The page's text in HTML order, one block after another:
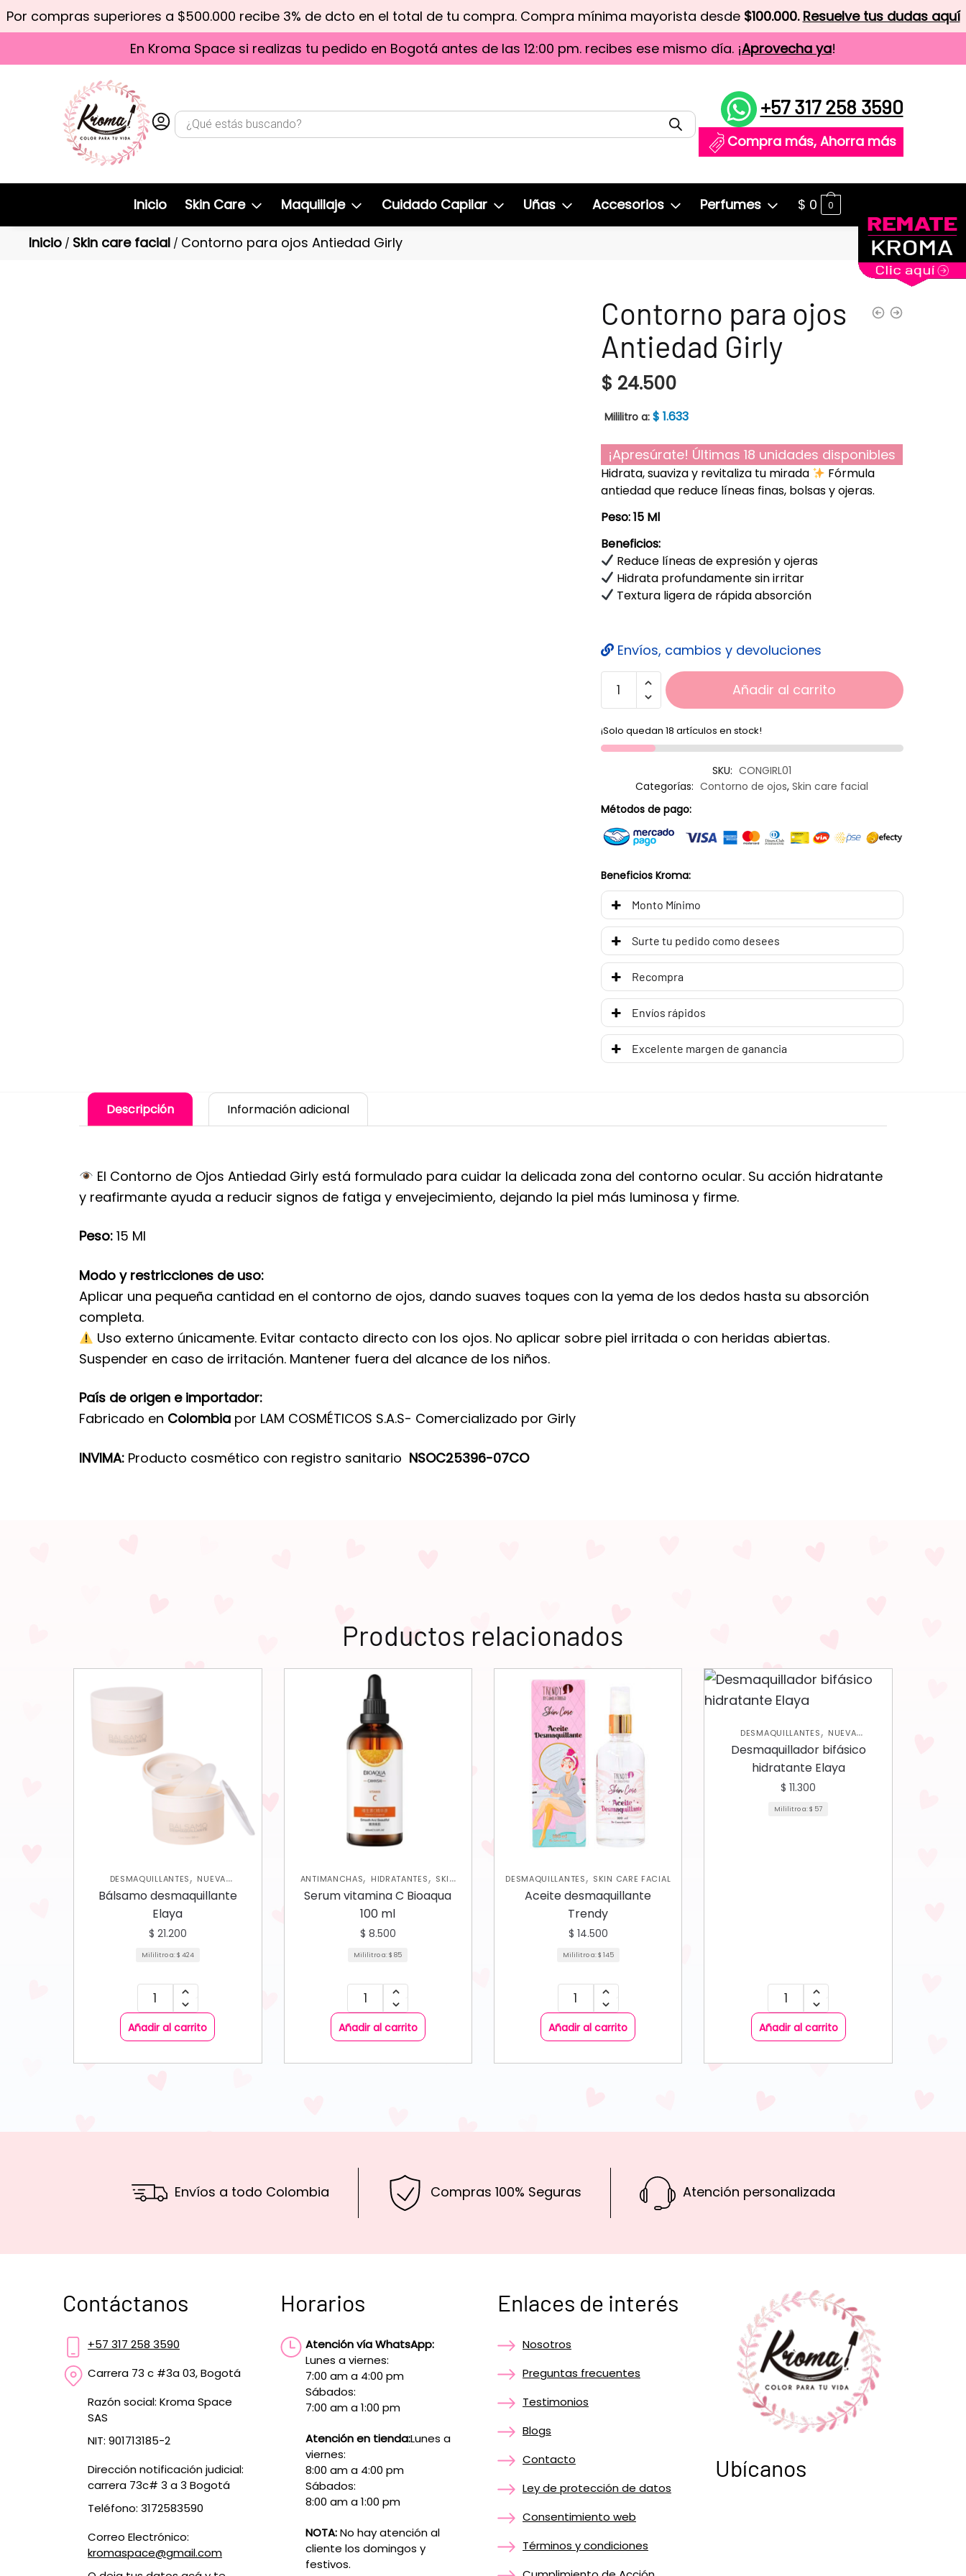
Por compras superiores a $500.000 recibe 3% de dcto en el total de tu compra. Compra mínima mayorista desde $100.000. Resuelve tus dudas aquí
En Kroma Space si realizas tu pedido en Bogotá antes de las 12:00 pm. recibes ese mismo día. ¡Aprovecha ya!
+57 317 258 3590
Compra más, Ahorra más
Inicio Skin Care Maquillaje Cuidado Capilar Uñas Accesorios Perfumes $ 0 0
Inicio / Skin care facial / Contorno para ojos Antiedad Girly
Contorno para ojos
Antiedad Girly
$ 24.500
Mililitro a: $ 1.633
¡Apresúrate! Últimas 18 unidades disponibles
Hidrata, suaviza y revitaliza tu mirada
Fórmula
antiedad que reduce líneas finas, bolsas y ojeras.
Peso: 15 Ml
Beneficios:
Reduce líneas de expresión y ojeras
Hidrata profundamente sin irritar
Textura ligera de rápida absorción
Envíos, cambios y devoluciones
Añadir al carrito
¡Solo quedan 18 artículos en stock!
SKU: CONGIRL01
Categorías: Contorno de ojos,Skin care facial
Métodos de pago:
Beneficios Kroma:
Monto Mínimo
Surte tu pedido como desees
Recompra
Envíos rápidos
Excelente margen de ganancia
Descripción Información adicional
El Contorno de Ojos Antiedad Girly está formulado para cuidar la delicada zona del contorno ocular. Su acción hidratante
y reafirmante ayuda a reducir signos de fatiga y envejecimiento, dejando la piel más luminosa y firme.
Peso:15 Ml
Modo y restricciones de uso:
Aplicar una pequeña cantidad en el contorno de ojos, dando suaves toques con la yema de los dedos hasta su absorción
completa.
Uso externo únicamente. Evitar contacto directo con los ojos. No aplicar sobre piel irritada o con heridas abiertas.
Suspender en caso de irritación. Mantener fuera del alcance de los niños.
País de origen e importador:
Fabricado en Colombiapor LAM COSMÉTICOS S.A.S- Comercializado por Girly
INVIMA:Producto cosmético con registro sanitario NSOC25396-07CO
Productos relacionados
DESMAQUILLANTES, NUEVA
COLECCIÓN,ROSTRO,SKIN CARE
Bálsamo desmaquillante
Elaya
$ 21.200
Mililitro a:$ 424
Añadir al carrito
ANTIMANCHAS, HIDRATANTES, SKIN
CARE FACIAL
Serum vitamina C Bioaqua
100 ml
$ 8.500
Mililitro a:$ 85
Añadir al carrito
DESMAQUILLANTES, SKIN CARE FACIAL
Aceite desmaquillante
Trendy
$ 14.500
Mililitro a:$ 145
Añadir al carrito
DESMAQUILLANTES, NUEVA
COLECCIÓN,OJOS,ROSTRO,SKIN
CARE FACIAL
Desmaquillador bifásico
hidratante Elaya
$ 11.300
Mililitro a:$ 57
Añadir al carrito
Envíos a todo Colombia Compras 100% Seguras Atención personalizada
Contáctanos
+57 317 258 3590
Carrera 73 c #3a 03, Bogotá
Razón social: Kroma Space
SAS
NIT: 901713185-2
Dirección notificación judicial:
carrera 73c# 3 a 3 Bogotá
Teléfono: 3172583590
Correo Electrónico:
kromaspace@gmail.com
Horarios
Atención vía WhatsApp:
Lunes a viernes:
7:00 am a 4:00 pm
Sábados:
7:00 am a 1:00 pm
Atención en tienda:Lunes a
viernes:
8:00 am a 4:00 pm
Sábados:
8:00 am a 1:00 pm
NOTA:No hay atención al
cliente los domingos y
festivos.
Enlaces de interés
Nosotros
Preguntas frecuentes
Testimonios
Blogs
Contacto
Ley de protección de datos
Consentimiento web
Términos y condiciones
Ubícanos